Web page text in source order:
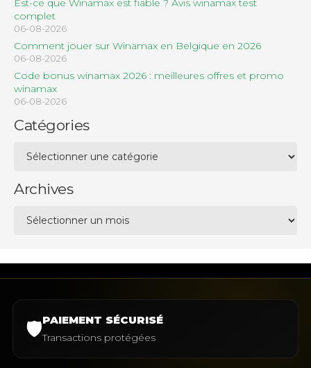
Est-ce que Winamax est fiable ? Avis winamax test
complet
06-08-2026
Comment jouer sur Winamax en Belgique en 2026
06-08-2026
Code bonus winamax 2026 : meilleures offres et promo
winamax
06-08-2026
Catégories
Archives
🛡️PAIEMENT SÉCURISÉ
Transactions protégées